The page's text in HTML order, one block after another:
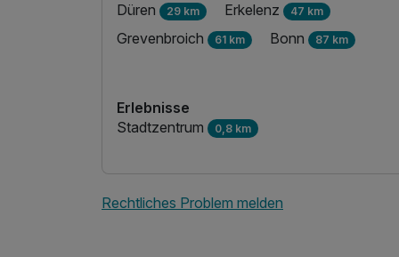
Düren 29 km Erkelenz 47 km
Grevenbroich 61 km Bonn 87 km
Erlebnisse
Stadtzentrum 0,8 km
Rechtliches Problem melden